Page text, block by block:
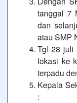
tanggal 7
dan
atau SMP
Tgl 28 juli
lokasi ke
terpadu
Kepala
: